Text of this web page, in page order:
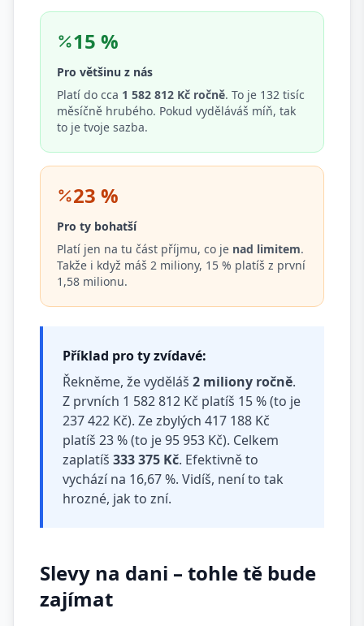
15 %
Pro většinu z nás
Platí do cca 1 582 812 Kč ročně. To je 132 tisíc
měsíčně hrubého. Pokud vyděláváš míň, tak
to je tvoje sazba.
23 %
Pro ty bohatší
Platí jen na tu část příjmu, co je nad limitem.
Takže i když máš 2 miliony, 15 % platíš z první
1,58 milionu.
Příklad pro ty zvídavé:
Řekněme, že vyděláš 2 miliony ročně.
Z prvních 1 582 812 Kč platíš 15 % (to je
237 422 Kč). Ze zbylých 417 188 Kč
platíš 23 % (to je 95 953 Kč). Celkem
zaplatíš 333 375 Kč. Efektivně to
vychází na 16,67 %. Vidíš, není to tak
hrozné, jak to zní.
Slevy na dani – tohle tě bude
zajímat